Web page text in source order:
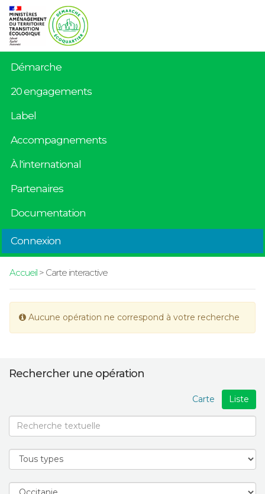
Démarche
20 engagements
Label
Accompagnements
À l'international
Partenaires
Documentation
Connexion
Accueil> Carte interactive
Aucune opération ne correspond à votre recherche
Rechercher une opération
Liste
Carte